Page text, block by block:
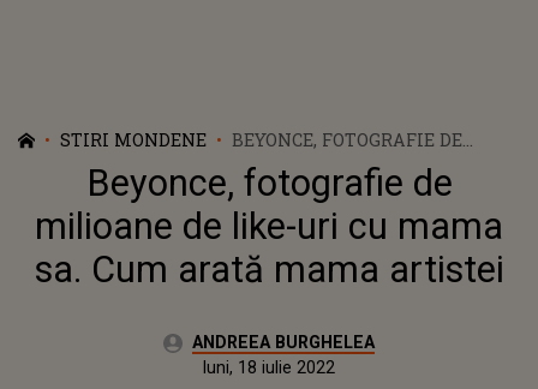
STIRI MONDENE
BEYONCE, FOTOGRAFIE DE
MILIOANE DE LIKE-URI CU
MAMA SA. CUM ARATĂ MAMA
ARTISTEI
Beyonce, fotografie de
milioane de like-uri cu mama
sa. Cum arată mama artistei
Autor:ANDREEA BURGHELEA
Actualizat:
luni, 18 iulie 2022